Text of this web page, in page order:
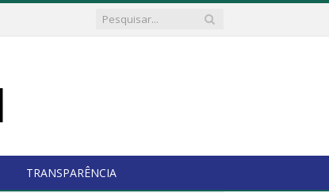
TRANSPARÊNCIA